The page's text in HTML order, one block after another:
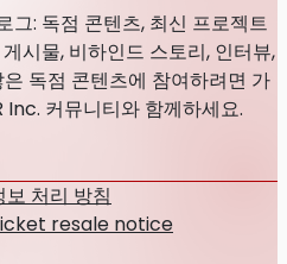
그: 독점 콘텐츠, 최신 프로젝트
시물, 비하인드 스토리, 인터뷰,
독점 콘텐츠에 참여하려면 가
Inc. 커뮤니티와 함께하세요.
보 처리 방침
resale notice